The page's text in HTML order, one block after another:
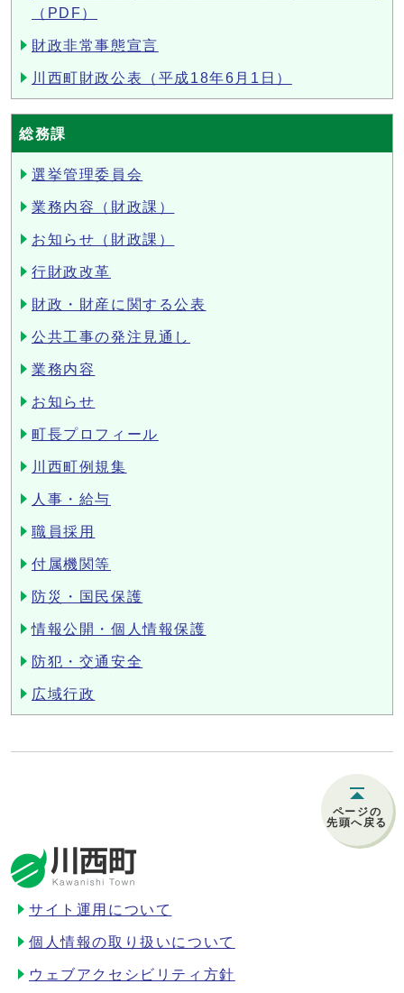
（PDF）
財政非常事態宣言
川西町財政公表（平成18年6月1日）
総務課
選挙管理委員会
業務内容（財政課）
お知らせ（財政課）
行財政改革
財政・財産に関する公表
公共工事の発注見通し
業務内容
お知らせ
町長プロフィール
川西町例規集
人事・給与
職員採用
付属機関等
防災・国民保護
情報公開・個人情報保護
防犯・交通安全
広域行政
ページの
先頭へ戻る
サイト運用について
個人情報の取り扱いについて
ウェブアクセシビリティ方針